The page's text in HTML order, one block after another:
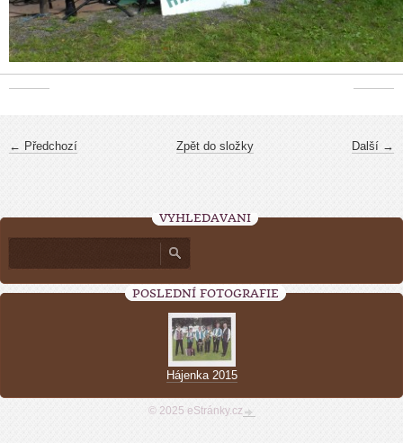
← Předchozí Další →
Zpět do složky
VYHLEDÁVÁNÍ
POSLEDNÍ FOTOGRAFIE
Hájenka 2015
© 2025 eStránky.cz